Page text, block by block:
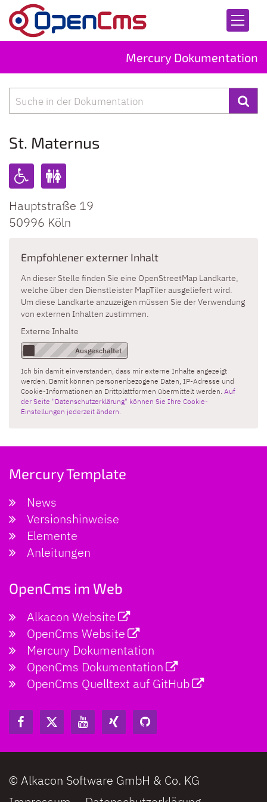
Zum Inhalt springen
Mercury Dokumentation
St. Maternus
Hauptstraße 19
50996 Köln
Empfohlener externer Inhalt
An dieser Stelle finden Sie eine OpenStreetMap Landkarte,
welche über den Dienstleister MapTiler ausgeliefert wird.
Um diese Landkarte anzuzeigen müssen Sie der Verwendung
von externen Inhalten zustimmen.
Externe Inhalte
Ich bin damit einverstanden, dass mir externe Inhalte angezeigt
werden. Damit können personenbezogene Daten, IP-Adresse und
Cookie-Informationen an Drittplattformen übermittelt werden. Auf
der Seite "Datenschutzerklärung" können Sie Ihre Cookie-
Einstellungen jederzeit ändern.
Suche
Mercury Template
News
Versionshinweise
Elemente
Anleitungen
OpenCms im Web
Alkacon Website
OpenCms Website
Mercury Dokumentation
OpenCms Dokumentation
OpenCms Quelltext auf GitHub
© Alkacon Software GmbH & Co. KG